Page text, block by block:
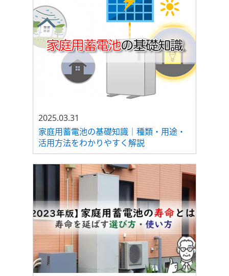
2025.03.31
家庭用蓄電池の基礎知識｜種類・用途・
活用方法をわかりやすく解説